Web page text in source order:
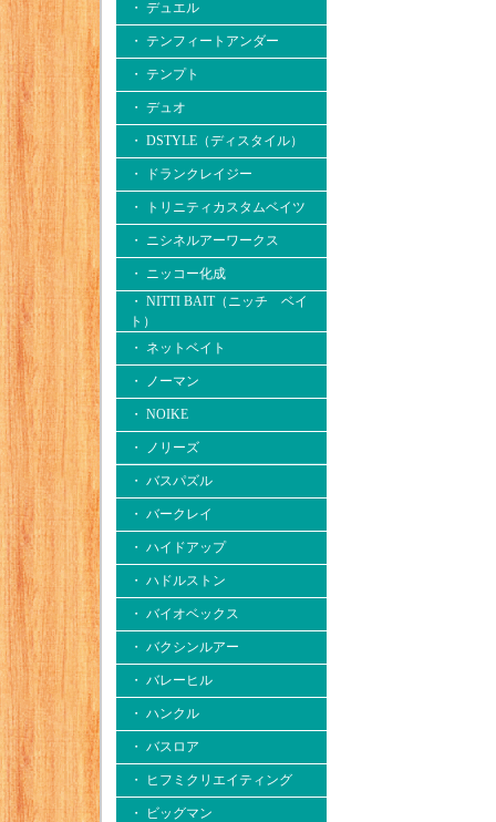
・ デュエル
・ テンフィートアンダー
・ テンプト
・ デュオ
・ DSTYLE（ディスタイル）
・ ドランクレイジー
・ トリニティカスタムベイツ
・ ニシネルアーワークス
・ ニッコー化成
・ NITTI BAIT（ニッチ ベイ
ト）
・ ネットベイト
・ ノーマン
・ NOIKE
・ ノリーズ
・ バスパズル
・ バークレイ
・ ハイドアップ
・ ハドルストン
・ バイオベックス
・ バクシンルアー
・ バレーヒル
・ ハンクル
・ バスロア
・ ヒフミクリエイティング
・ ビッグマン